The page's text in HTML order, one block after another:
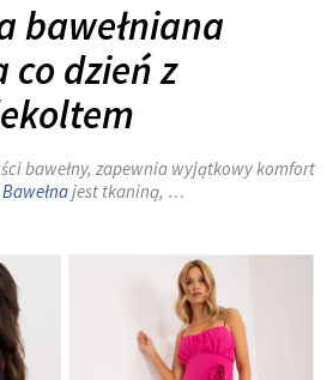
bawełniana
co dzień z
bawełny, zapewnia wyjątkowy komfort
Bawełnajest tkaniną, …